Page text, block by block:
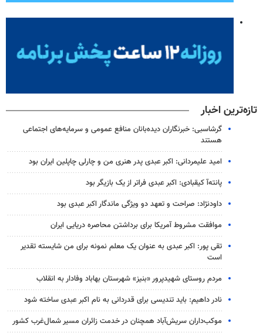
تازه‌ترین اخبار
گرشاسبی: خبرنگاران دیده‌بانان منافع عمومی و سرمایه‌های اجتماعی
هستند
امید علیمردانی: اکبر عبدی پدر هنری من و چارلی چاپلین ایران بود
پانته‌آ کیقبادی: اکبر عبدی فراتر از یک بازیگر بود
داودنژاد: صراحت و تعهد دو ویژگی ماندگار اکبر عبدی بود
موافقت مشروط آمریکا برای برداشتن محاصره دریایی ایران
تقی پور: اکبر عبدی به عنوان یک معلم نمونه برای من شایسته تقدیر
است
مردم روستای شهیدپرور «بنیز» شهرستان بهاباد وفادار به انقلاب
نادر داهیم: باید تندیسی برای قدردانی به نام اکبر عبدی ساخته شود
موکب‌داران سریش‌آباد همچنان در خدمت زائران مسیر شمال‌غرب کشور